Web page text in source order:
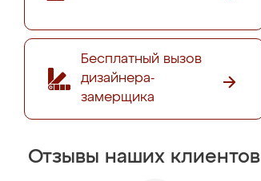
Бесплатный вызов
дизайнера-
замерщика
Отзывы наших клиентов